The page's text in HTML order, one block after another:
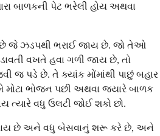
બાળકની પેટ ભરેલી હોય અથવા
છે જે ઝડપથી ભરાઈ જાય છે. જો તેઓ
વખતે હવા ગળી જાય છે, તો
જ પડે છે. તે ક્યાંક મોંમાંથી પાછું બહાર
ભોજન પછી અથવા જ્યારે બાળક
ત્યારે વધુ ઉલટી જોઈ શકો છો.
છે અને વધુ બેસવાનું શરૂ કરે છે, અને